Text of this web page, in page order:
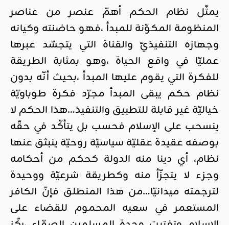
يمثّل نظام الحكم أهمّ عنصر من عناصر
المنظومة المكوّنة للمبدأ ،فهو حاضنته وكيانه
وجهازه التنفيذيّ والقناة التي يتجسّد عبرها
عمليّا في واقع الحياة ،وهو بمثابة الطريقة
للفكرة التي يقوم عليها المبدأ ،بحيث أنّه بدون
نظام حكم يبقى المبدأ مجرّد فكرة طوباويّة
خياليّة غير قابلة للتطبيق والتنفيذ…هذا الحكم لا
ينسحب على الإسلام فحسب بل يتأكّد في حقّه
بوصفه عقيدة عقليّة سياسيّة روحيّة ينبثق عنها
نظام، أي دينا منه الدولة كحكم من أحكامه
وجزء لا يتجزّأ منه وكطريقة شرعيّة ووحيدة
لترجمته ميدانيّا…من هذا المنطلق فإنّ الكافر
المستعمر في سعيه المحموم للقضاء على